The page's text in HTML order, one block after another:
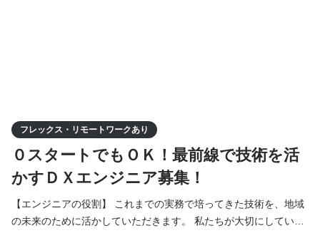
フレックス・リモートワークあり
０スタートでもＯＫ！最前線で技術を活
かすＤＸエンジニア募集！
【エンジニアの役割】 これまでの実務で培ってきた技術を、地域
の未来のために活かしていただきます。 私たちが大切にしている